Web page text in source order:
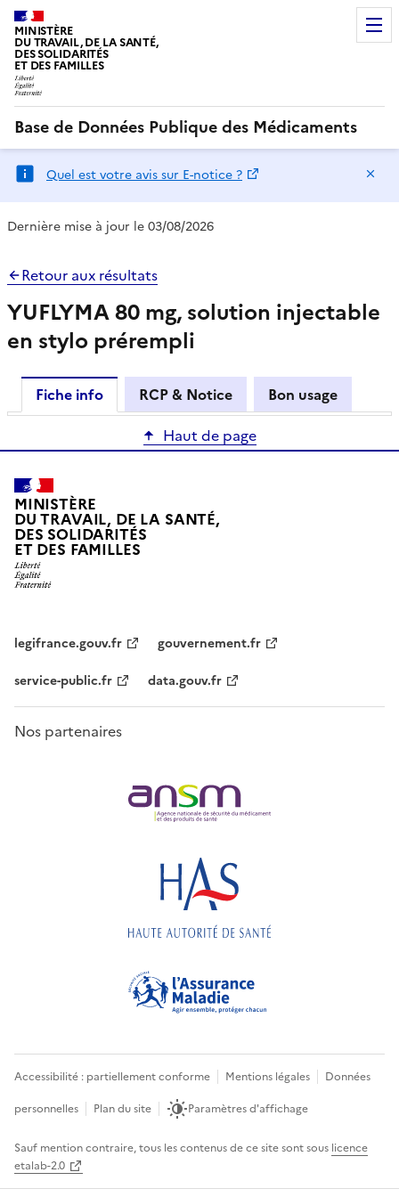
MINISTÈRE
DU TRAVAIL, DE LA SANTÉ,
DES SOLIDARITÉS
ET DES FAMILLES
Base de Données Publique des Médicaments
Quel est votre avis sur E-notice ?
Dernière mise à jour le 03/08/2026
Retour aux résultats
YUFLYMA 80 mg, solution injectable
en stylo prérempli
Fiche info RCP & Notice
Bon usage
Haut de page
MINISTÈRE
DU TRAVAIL, DE LA SANTÉ,
DES SOLIDARITÉS
ET DES FAMILLES
legifrance.gouv.fr
gouvernement.fr
service-public.fr
data.gouv.fr
Nos partenaires
Accessibilité : partiellement conforme Mentions légales
Données
personnelles
Plan du site Paramètres d'affichage
Sauf mention contraire, tous les contenus de ce site sont sous licence
etalab-2.0